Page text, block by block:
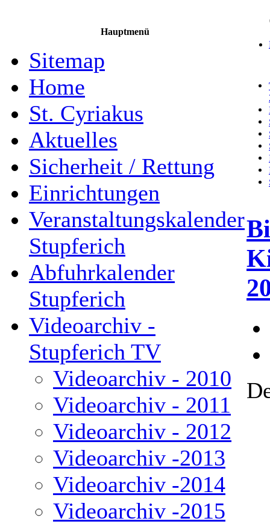
Hauptmenü
Sitemap
Home
St. Cyriakus
Aktuelles
Sicherheit / Rettung
Einrichtungen
Veranstaltungskalender
Stupferich
Abfuhrkalender
Stupferich
Videoarchiv -
Stupferich TV
Videoarchiv - 2010
Videoarchiv - 2011
Videoarchiv - 2012
Videoarchiv -2013
Videoarchiv -2014
Videoarchiv -2015